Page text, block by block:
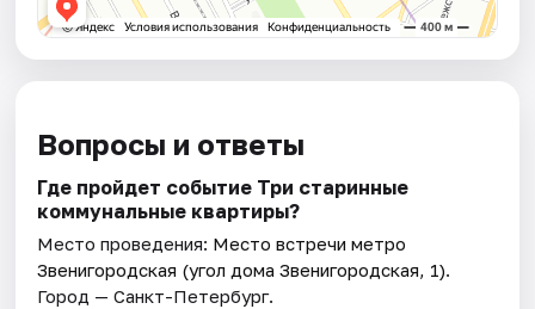
Вопросы и ответы
Где пройдет событие Три старинные
коммунальные квартиры?
Место проведения: Место встречи метро
Звенигородская (угол дома Звенигородская, 1).
Город — Санкт-Петербург.